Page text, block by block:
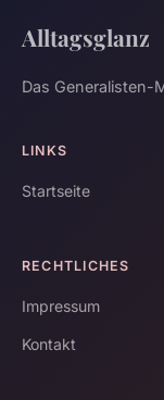
Alltagsglanz
Das Generalisten-
LINKS
Startseite
RECHTLICHES
Impressum
Kontakt